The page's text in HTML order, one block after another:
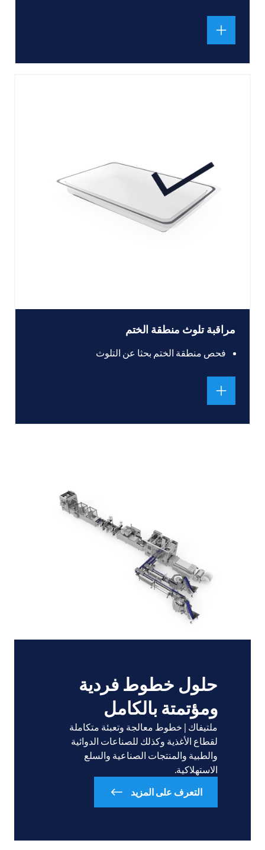
مراقبة تلوث منطقة الختم
فحص منطقة الختم بحثا عن التلوث
حلول خطوط فردية
ومؤتمتة بالكامل
ملتيفاك | خطوط معالجة وتعبئة متكاملة
لقطاع الأغذية وكذلك للصناعات الدوائية
والطبية والمنتجات الصناعية والسلع
الاستهلاكية.
التعرف على المزيد